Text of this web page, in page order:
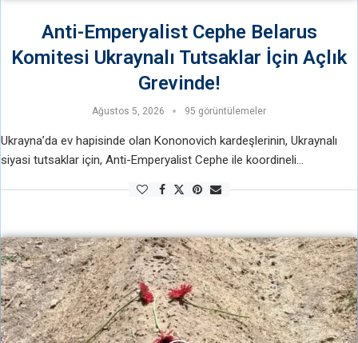
Anti-Emperyalist Cephe Belarus
Komitesi Ukraynalı Tutsaklar İçin Açlık
Grevinde!
Ağustos 5, 2026 95 görüntülemeler
Ukrayna’da ev hapisinde olan Kononovich kardeşlerinin, Ukraynalı
siyasi tutsaklar için, Anti-Emperyalist Cephe ile koordineli
Anti-emperyalist Cephe Belarus Komitesi de 1 günlük …